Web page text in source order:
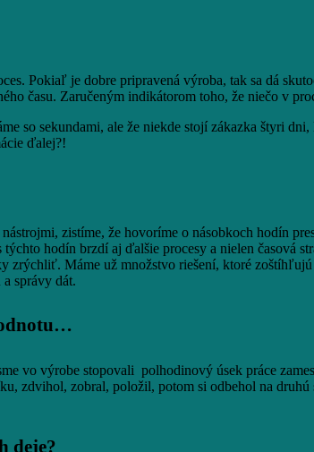
Pokiaľ je dobre pripravená výroba, tak sa dá
času. Zaručeným indikátorom toho, že niečo v
so sekundami, ale že niekde stojí zákazka štyri
ďalej?!
zistíme, že hovoríme o násobkoch hodín
hodín brzdí aj ďalšie procesy a nielen časová
Máme už množstvo riešení, ktoré
správy dát.
vo výrobe stopovali polhodinový úsek práce
zobral, položil, potom si odbehol na druhú
deje?